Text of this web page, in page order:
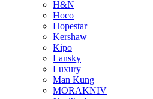
H&N
Hoco
Hopestar
Kershaw
Kipo
Lansky
Luxury
Man Kung
MORAKNIV